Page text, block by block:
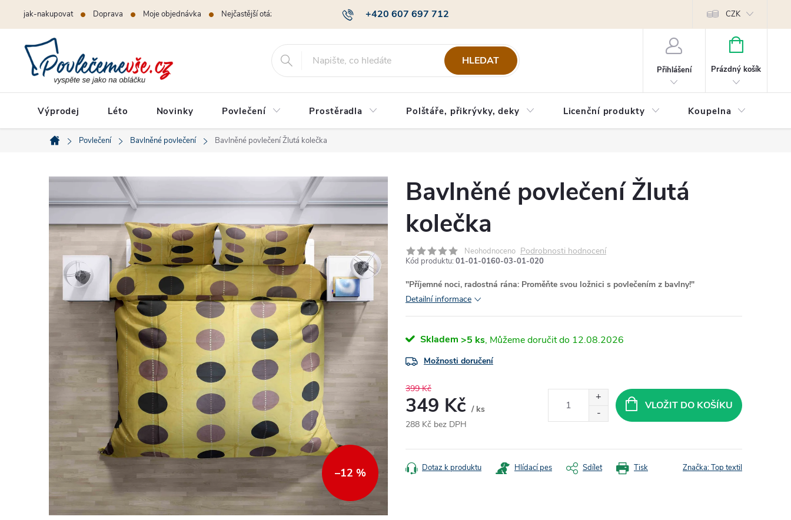
+420 607 697 712
jak-nakupovat Doprava Moje objednávka Nejčastější otázky Obchodní podmínky Podmínky ochrany osobních údajů Poptávky a B2B
CZK
HLEDAT
Přihlášení
NÁKUPNÍ
Prázdný košík
Výprodej Léto Novinky Povlečení Prostěradla Polštáře, přikrývky, deky Licenční produkty Koupelna
Domů
Povlečení Bavlněné povlečení Bavlněné povlečení Žlutá kolečka
–12 %
Bavlněné povlečení Žlutá
kolečka
Neohodnoceno Podrobnosti hodnocení
Kód produktu: 01-01-0160-03-01-020
"Příjemné noci, radostná rána: Proměňte svou ložnici s povlečením z bavlny!"
Detailní informace
Skladem >5 ks 12.08.2026
Možnosti doručení
399 Kč
349 Kč / ks
288 Kč bez DPH
cena:
VLOŽIT DO KOŠÍKU
Tisk
Dotaz k produktu Hlídací pes Sdílet Značka:Top textil